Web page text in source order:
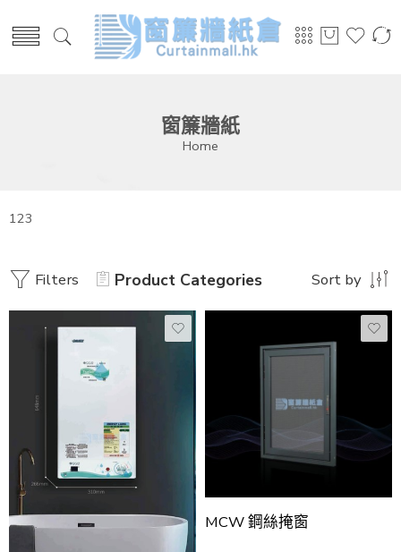
窗簾牆紙
Home
123
Filters Product Categories Sort by
MCW 鋼絲掩窗